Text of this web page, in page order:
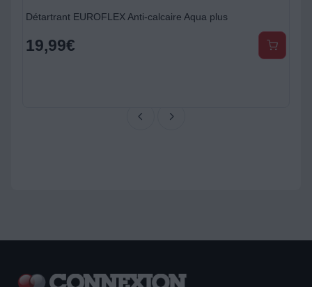
Détartrant EUROFLEX Anti-calcaire Aqua plus
19,99€